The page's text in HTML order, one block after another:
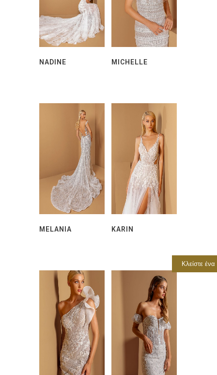
NADINE MICHELLE
MELANIA KARIN
Κλείστε